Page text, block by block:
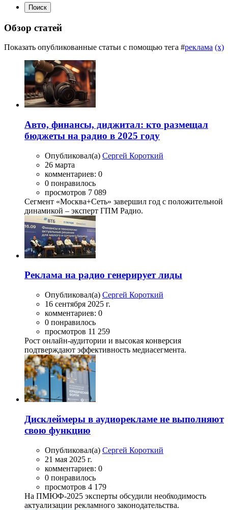
Поиск
Обзор статей
Показать опубликованные статьи с помощью тега #реклама (x)
Авто, финансы, диджитал: кто размещал
бюджеты на радио в 2025 году
Опубликовал(а) Сергей Короткий
26 марта
комментариев: 0
0 понравилось
просмотров 7 089
Сегмент «Москва+Сеть» завершил год с положительной
динамикой – эксперт ГПМ Радио.
Реклама на радио генерирует лиды
Опубликовал(а) Сергей Короткий
16 сентября 2025 г.
комментариев: 0
0 понравилось
просмотров 11 259
Рост онлайн-аудитории и высокая конверсия
подтверждают эффективность медиасегмента.
Дисклеймеры в аудиорекламе не выполняют
свою функцию
Опубликовал(а) Сергей Короткий
21 мая 2025 г.
комментариев: 0
0 понравилось
просмотров 4 179
На ПМЮФ-2025 эксперты обсудили необходимость
актуализации рекламного законодательства.